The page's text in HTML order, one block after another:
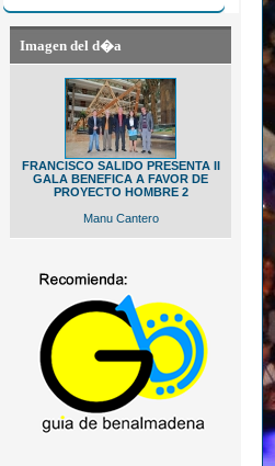
Imagen del d�a
FRANCISCO SALIDO PRESENTA II
GALA BENEFICA A FAVOR DE
PROYECTO HOMBRE 2
Manu Cantero